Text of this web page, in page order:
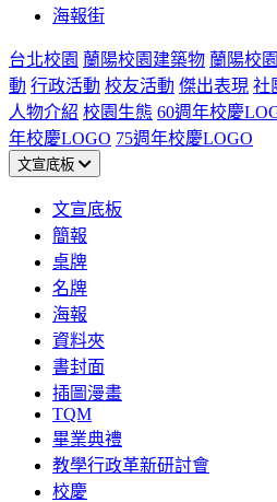
海報街
台北校園 蘭陽校園建築物 蘭陽校
動 行政活動 校友活動 傑出表現 社
人物介紹 校園生態 60週年校慶
年校慶LOGO 75週年校慶LOGO
文宣底板
文宣底板
簡報
桌牌
名牌
海報
資料夾
書封面
插圖漫畫
TQM
畢業典禮
教學行政革新研討會
校慶